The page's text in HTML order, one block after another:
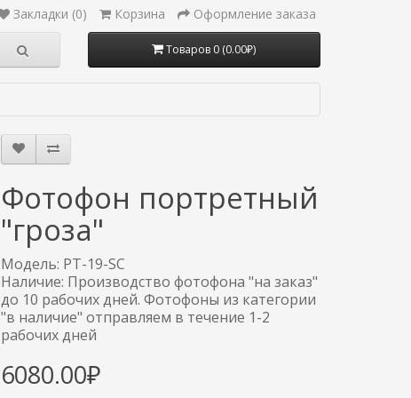
Закладки (0) Корзина Оформление заказа
Товаров 0 (0.00₽)
Фотофон портретный
"гроза"
Модель: PT-19-SC
Наличие: Производство фотофона "на заказ"
до 10 рабочих дней. Фотофоны из категории
"в наличие" отправляем в течение 1-2
рабочих дней
6080.00₽